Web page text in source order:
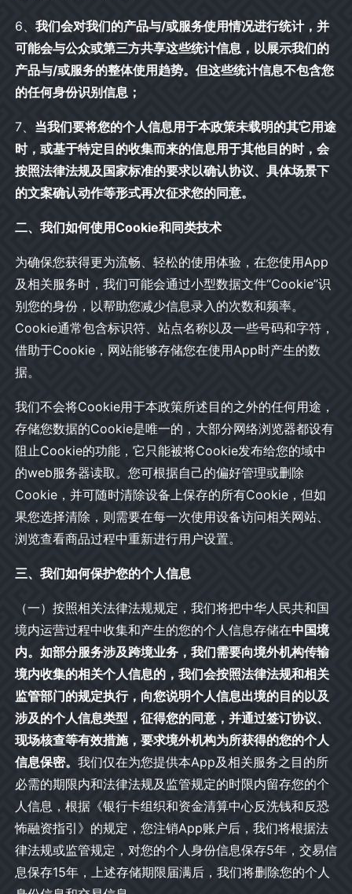
6、 我们会对我们的产品与/或服务使用情况进行统计，并
可能会与公众或第三方共享这些统计信息，以展示我们的
产品与/或服务的整体使用趋势。但这些统计信息不包含您
的任何身份识别信息；
7、 当我们要将您的个人信息用于本政策未载明的其它用途
时，或基于特定目的收集而来的信息用于其他目的时，会
按照法律法规及国家标准的要求以确认协议、具体场景下
的文案确认动作等形式再次征求您的同意。
二、我们如何使用Cookie和同类技术
为确保您获得更为流畅、轻松的使用体验，在您使用App
及相关服务时，我们可能会通过小型数据文件“Cookie”识
别您的身份，以帮助您减少信息录入的次数和频率。
Cookie通常包含标识符、站点名称以及一些号码和字符，
借助于Cookie，网站能够存储您在使用App时产生的数
据。
我们不会将Cookie用于本政策所述目的之外的任何用途，
存储您数据的Cookie是唯一的，大部分网络浏览器都设有
阻止Cookie的功能，它只能被将Cookie发布给您的域中
的web服务器读取。您可根据自己的偏好管理或删除
Cookie，并可随时清除设备上保存的所有Cookie，但如
果您选择清除，则需要在每一次使用设备访问相关网站、
浏览查看商品过程中重新进行用户设置。
三、我们如何保护您的个人信息
（一）按照相关法律法规规定，我们将把中华人民共和国
境内运营过程中收集和产生的您的个人信息存储在中国境
内。如部分服务涉及跨境业务，我们需要向境外机构传输
境内收集的相关个人信息的，我们会按照法律法规和相关
监管部门的规定执行，向您说明个人信息出境的目的以及
涉及的个人信息类型，征得您的同意，并通过签订协议、
现场核查等有效措施，要求境外机构为所获得的您的个人
信息保密。 我们仅在为您提供本App及相关服务之目的所
必需的期限内和法律法规及监管规定的时限内留存您的个
人信息，根据《银行卡组织和资金清算中心反洗钱和反恐
怖融资指引》的规定，您注销App账户后，我们将根据法
律法规或监管规定，对您的个人身份信息保存5年，交易信
息保存15年，上述存储期限届满后，我们将删除您的个人